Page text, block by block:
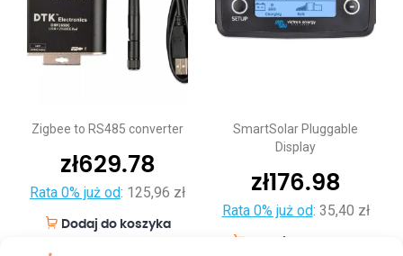
Zigbee to RS485 converter
zł629.78
Rata 0% już od: 125,96 zł
Dodaj do koszyka
SmartSolar Pluggable
Display
zł176.98
Rata 0% już od: 35,40 zł